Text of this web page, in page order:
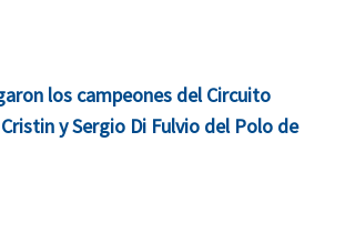
los campeones del Circuito
y Sergio Di Fulvio del Polo de